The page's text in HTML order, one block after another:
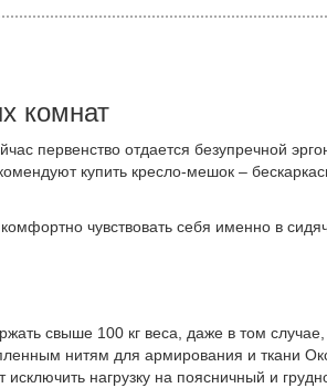
комнат
первенство отдается безупречной
купить кресло-мешок –
чувствовать себя именно в
свыше 100 кг веса, даже в том случае,
нитям для армирования и ткани
нагрузку на поясничный и